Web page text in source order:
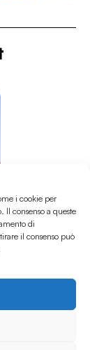
i cookie per
consenso a queste
di
il consenso può